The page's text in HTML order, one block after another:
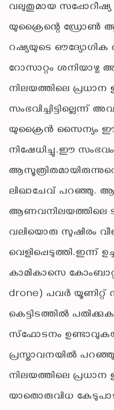
വലുതുമായ
യുക്രൈന്റെ ഡ്രോൺ
റഷ്യയുടെ
റോസാറ്റം ശനിയാഴ്ച
നിലയത്തിലെ
സംഭവിച്ചിട്ടില്ലെന്ന്
യുക്രൈൻ സൈന്യം
നിഷേധിച്ചു.ഈ സംഭവം
ലിഖാചേവ് പറഞ്ഞു.
ആണവനിലയത്തിലെ
വലിയൊരു സുഷിരം
വെളിപ്പെടുത്തി.ഇന്ന്
കാമികാസെ
drone) പവർ
കെട്ടിടത്തിൽ
സ്ഫോടനം
പ്രസ്താവനയിൽ
നിലയത്തിലെ
യാതൊരുവിധ